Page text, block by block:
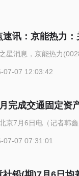
速讯：京能热力
星消息，京能热力
07-07 12:03:42
完成交通固定资
京7月6日电（记者韩
07-07 07:31:01